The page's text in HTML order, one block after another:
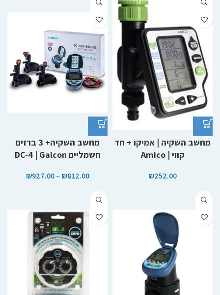
מחשב השקיה | אמיקו + חד
קווי | Amico
₪252.00
מחשב השקיה+ 3 ברזים
חשמליים DC-4 | Galcon
₪812.00
–
₪927.00